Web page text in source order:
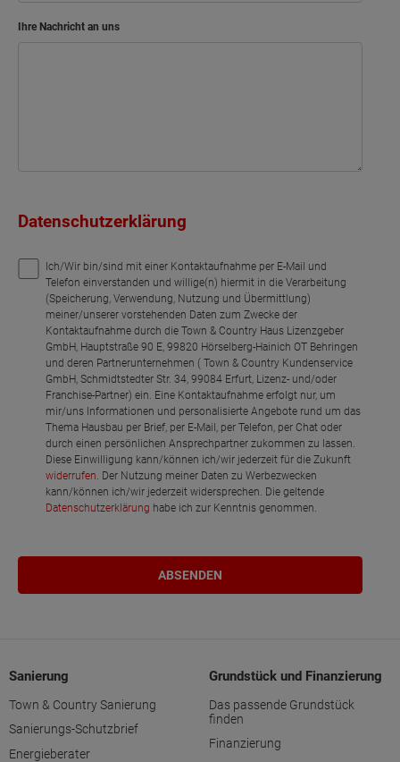
Ihre Nachricht an uns
Datenschutzerklärung
Ich/Wir bin/sind mit einer Kontaktaufnahme per E-Mail und
Telefon einverstanden und willige(n) hiermit in die Verarbeitung
(Speicherung, Verwendung, Nutzung und Übermittlung)
meiner/unserer vorstehenden Daten zum Zwecke der
Kontaktaufnahme durch die Town & Country Haus Lizenzgeber
GmbH, Hauptstraße 90 E, 99820 Hörselberg-Hainich OT Behringen
und deren Partnerunternehmen ( Town & Country Kundenservice
GmbH, Schmidtstedter Str. 34, 99084 Erfurt, Lizenz- und/oder
Franchise-Partner) ein. Eine Kontaktaufnahme erfolgt nur, um
mir/uns Informationen und personalisierte Angebote rund um das
Thema Hausbau per Brief, per E-Mail, per Telefon, per Chat oder
durch einen persönlichen Ansprechpartner zukommen zu lassen.
Diese Einwilligung kann/können ich/wir jederzeit für die Zukunft
widerrufen. Der Nutzung meiner Daten zu Werbezwecken
kann/können ich/wir jederzeit widersprechen. Die geltende
Datenschutzerklärung habe ich zur Kenntnis genommen.
Sanierung
Town & Country Sanierung
Sanierungs-Schutzbrief
Energieberater
Grundstück und Finanzierung
Das passende Grundstück
finden
Finanzierung